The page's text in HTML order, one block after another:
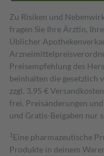
Zu Risiken und
fragen Sie Ihre Ärztin,
Üblicher
Preisempfehlung des
beinhalten die gesetzlich
zzgl. 3,95 €
frei. Preisänderungen
und Gratis-Beigaben nur
1 Eine pharmazeutische
Produkte in deinem